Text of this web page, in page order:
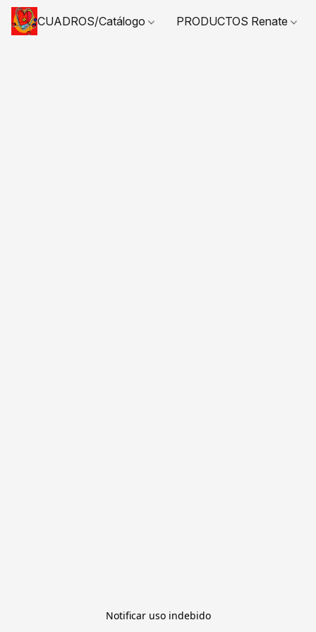
CUADROS/Catálogo PRODUCTOS Renate
Notificar uso indebido